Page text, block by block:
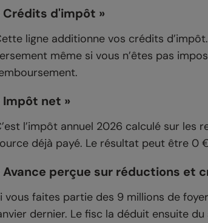
Crédits d'impôt »
ligne additionne vos crédits
même si vous n’êtes pas
Impôt net »
l’impôt annuel 2026 calculé sur
déjà payé. Le résultat peut être 0
Avance perçue sur réductions et
vous faites partie des 9 millions de
dernier. Le fisc la déduit ensuite